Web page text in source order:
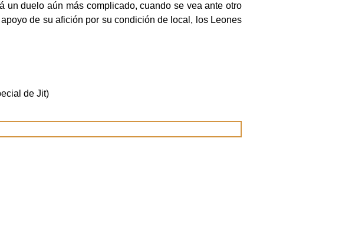
un duelo aún más complicado, cuando se vea ante otro
de su afición por su condición de local, los Leones
de Jit)